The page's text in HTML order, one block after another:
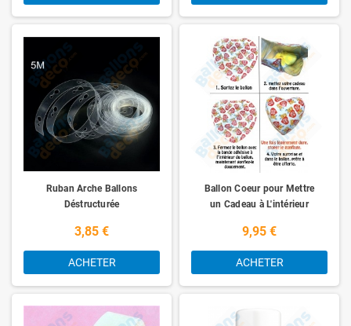
Ruban Arche Ballons
Déstructurée
3,85 €
ACHETER
Ballon Coeur pour Mettre
un Cadeau à L'intérieur
9,95 €
ACHETER